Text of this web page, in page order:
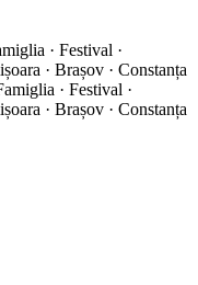
· Festival ·
· Brașov · Constanța
· Festival ·
· Brașov · Constanța